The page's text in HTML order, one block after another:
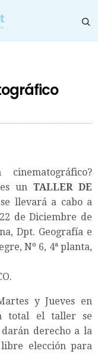
unTALLER DE
llevará a cabo a
de Diciembre de
Dpt. Geografía e
Nº 6, 4ª planta,
y Jueves en
total el taller se
derecho a la
elección para